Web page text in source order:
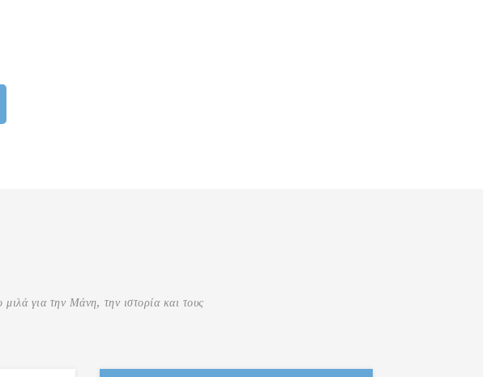
για την Μάνη, την ιστορία και τους